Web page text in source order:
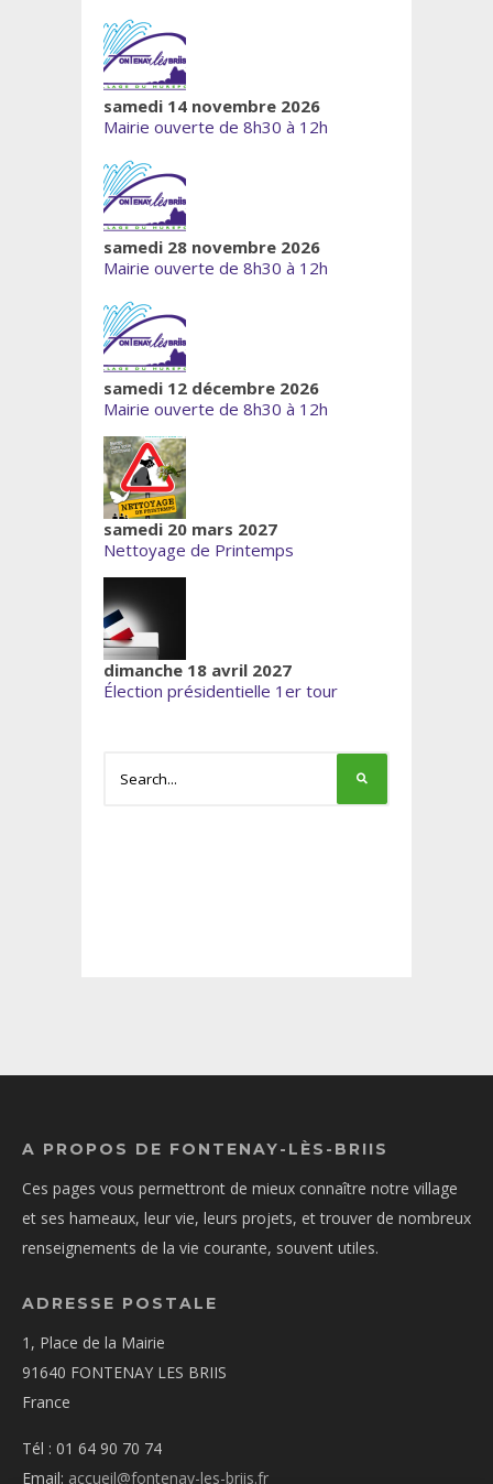
samedi 14 novembre 2026
Mairie ouverte de 8h30 à 12h
samedi 28 novembre 2026
Mairie ouverte de 8h30 à 12h
samedi 12 décembre 2026
Mairie ouverte de 8h30 à 12h
samedi 20 mars 2027
Nettoyage de Printemps
dimanche 18 avril 2027
Élection présidentielle 1er tour
A PROPOS DE FONTENAY-LÈS-BRIIS
Ces pages vous permettront de mieux connaître notre village
et ses hameaux, leur vie, leurs projets, et trouver de nombreux
renseignements de la vie courante, souvent utiles.
ADRESSE POSTALE
1, Place de la Mairie
91640 FONTENAY LES BRIIS
France
Tél : 01 64 90 70 74
Email: accueil@fontenay-les-briis.fr